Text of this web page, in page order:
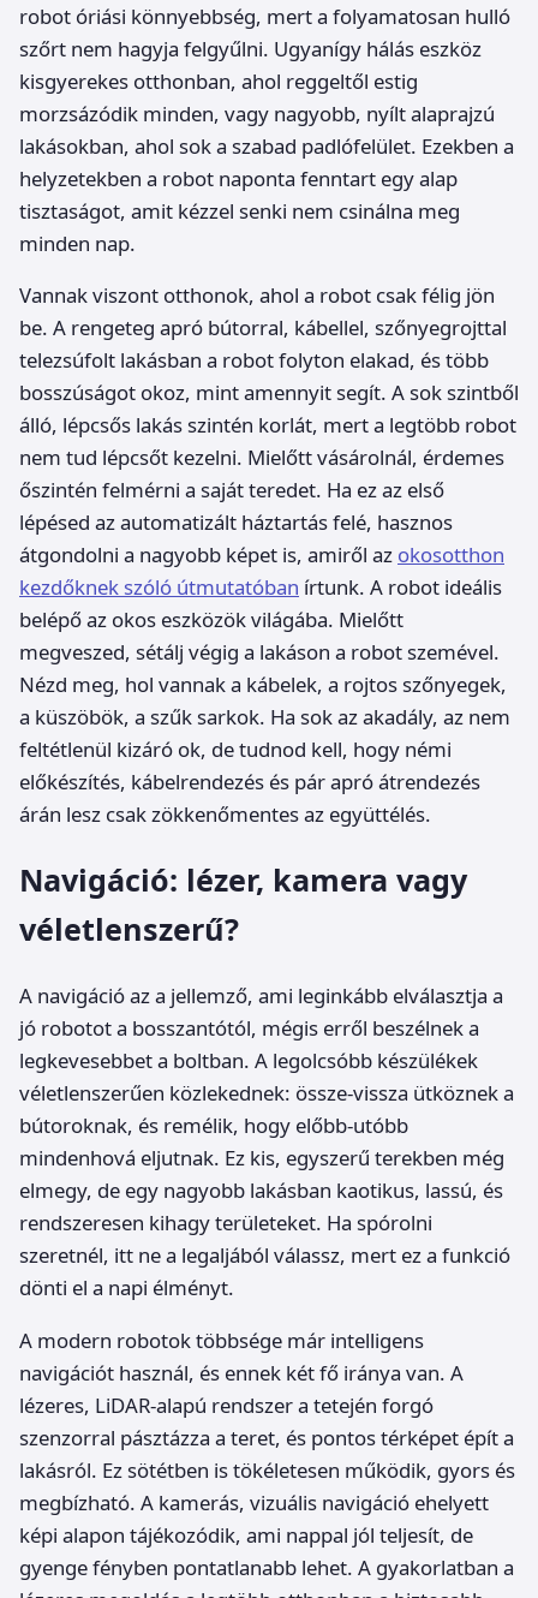
robot óriási könnyebbség, mert a folyamatosan hulló
szőrt nem hagyja felgyűlni. Ugyanígy hálás eszköz
kisgyerekes otthonban, ahol reggeltől estig
morzsázódik minden, vagy nagyobb, nyílt alaprajzú
lakásokban, ahol sok a szabad padlófelület. Ezekben a
helyzetekben a robot naponta fenntart egy alap
tisztaságot, amit kézzel senki nem csinálna meg
minden nap.
Vannak viszont otthonok, ahol a robot csak félig jön
be. A rengeteg apró bútorral, kábellel, szőnyegrojttal
telezsúfolt lakásban a robot folyton elakad, és több
bosszúságot okoz, mint amennyit segít. A sok szintből
álló, lépcsős lakás szintén korlát, mert a legtöbb robot
nem tud lépcsőt kezelni. Mielőtt vásárolnál, érdemes
őszintén felmérni a saját teredet. Ha ez az első
lépésed az automatizált háztartás felé, hasznos
átgondolni a nagyobb képet is, amiről az okosotthon
kezdőknek szóló útmutatóban írtunk. A robot ideális
belépő az okos eszközök világába. Mielőtt
megveszed, sétálj végig a lakáson a robot szemével.
Nézd meg, hol vannak a kábelek, a rojtos szőnyegek,
a küszöbök, a szűk sarkok. Ha sok az akadály, az nem
feltétlenül kizáró ok, de tudnod kell, hogy némi
előkészítés, kábelrendezés és pár apró átrendezés
árán lesz csak zökkenőmentes az együttélés.
Navigáció: lézer, kamera vagy
véletlenszerű?
A navigáció az a jellemző, ami leginkább elválasztja a
jó robotot a bosszantótól, mégis erről beszélnek a
legkevesebbet a boltban. A legolcsóbb készülékek
véletlenszerűen közlekednek: össze-vissza ütköznek a
bútoroknak, és remélik, hogy előbb-utóbb
mindenhová eljutnak. Ez kis, egyszerű terekben még
elmegy, de egy nagyobb lakásban kaotikus, lassú, és
rendszeresen kihagy területeket. Ha spórolni
szeretnél, itt ne a legaljából válassz, mert ez a funkció
dönti el a napi élményt.
A modern robotok többsége már intelligens
navigációt használ, és ennek két fő iránya van. A
lézeres, LiDAR-alapú rendszer a tetején forgó
szenzorral pásztázza a teret, és pontos térképet épít a
lakásról. Ez sötétben is tökéletesen működik, gyors és
megbízható. A kamerás, vizuális navigáció ehelyett
képi alapon tájékozódik, ami nappal jól teljesít, de
gyenge fényben pontatlanabb lehet. A gyakorlatban a